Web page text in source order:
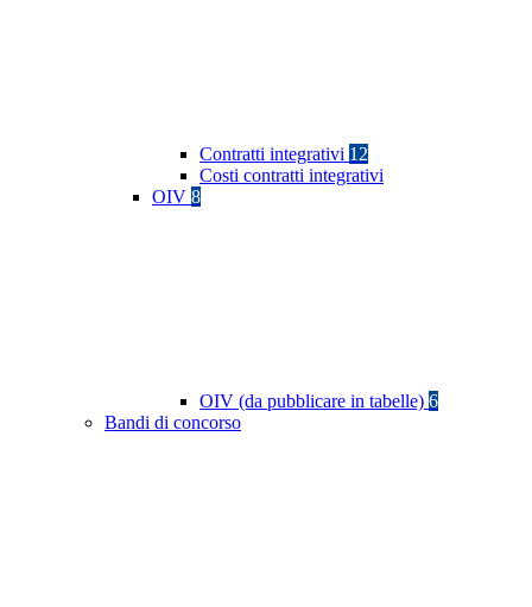
Contratti integrativi 12
Costi contratti integrativi
OIV 8
OIV (da pubblicare in tabelle) 6
Bandi di concorso